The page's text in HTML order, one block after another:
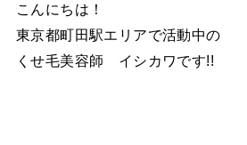
こんにちは！
東京都町田駅エリアで活動中の
くせ毛美容師 イシカワです!!